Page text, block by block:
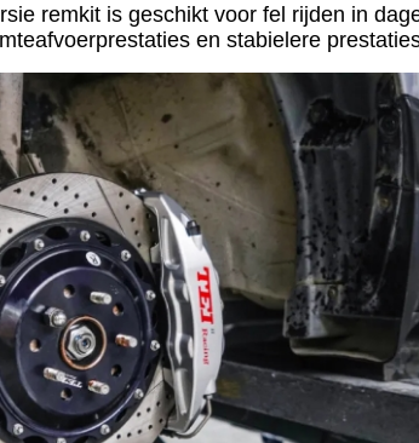
remkit is geschikt voor fel rijden in
en stabielere